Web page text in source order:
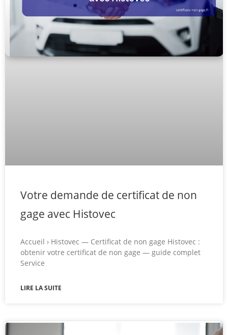
Votre demande de certificat de non
gage avec Histovec
Accueil › Histovec — Certificat de non gage Histovec :
obtenir votre certificat de non gage — guide complet
Service
LIRE LA SUITE